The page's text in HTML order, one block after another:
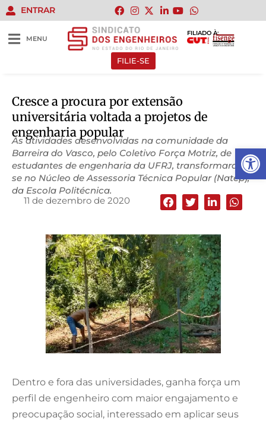
Abrir
ENTRAR
MENU
FILIADO À:
FILIE-SE
Cresce a procura por extensão
universitária voltada a projetos de
engenharia popular
As atividades desenvolvidas na comunidade da
Barreira do Vasco, pelo Coletivo Força Motriz, de
estudantes de engenharia da UFRJ, transformaram-
se no Núcleo de Assessoria Técnica Popular (Natep),
da Escola Politécnica.
11 de dezembro de 2020
Dentro e fora das universidades, ganha força um
perfil de engenheiro com maior engajamento e
preocupação social, interessado em aplicar seus